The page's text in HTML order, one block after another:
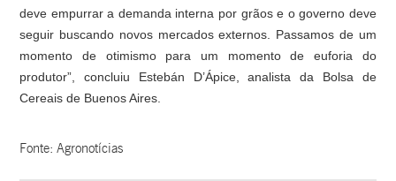
deve empurrar a demanda interna por grãos e o governo deve
seguir buscando novos mercados externos. Passamos de um
momento de otimismo para um momento de euforia do
produtor”, concluiu Estebán D’Ápice, analista da Bolsa de
Cereais de Buenos Aires.
Fonte: Agronotícias